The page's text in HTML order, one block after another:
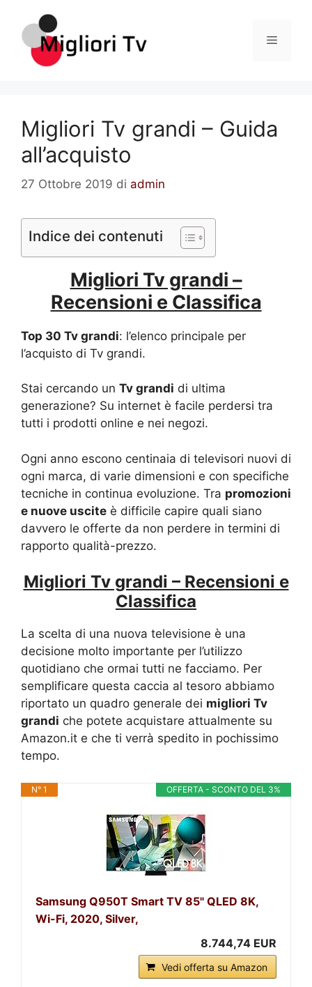
contenuto
Menu
Migliori Tv grandi – Guida
all’acquisto
27 Ottobre 2019 di admin
Indice dei contenuti
Migliori Tv grandi –
Recensioni e Classifica
Top 30 Tv grandi: l’elenco principale per
l’acquisto di Tv grandi.
Stai cercando un Tv grandi di ultima
generazione? Su internet è facile perdersi tra
tutti i prodotti online e nei negozi.
Ogni anno escono centinaia di televisori nuovi di
ogni marca, di varie dimensioni e con specifiche
tecniche in continua evoluzione. Tra promozioni
e nuove uscite è difficile capire quali siano
davvero le offerte da non perdere in termini di
rapporto qualità-prezzo.
Migliori Tv grandi – Recensioni e
Classifica
La scelta di una nuova televisione è una
decisione molto importante per l’utilizzo
quotidiano che ormai tutti ne facciamo. Per
semplificare questa caccia al tesoro abbiamo
riportato un quadro generale dei migliori Tv
grandi che potete acquistare attualmente su
Amazon.it e che ti verrà spedito in pochissimo
tempo.
OFFERTA - SCONTO DEL 3%
N° 1
Samsung Q950T Smart TV 85" QLED 8K,
Wi-Fi, 2020, Silver,
8.744,74 EUR
Vedi offerta su Amazon